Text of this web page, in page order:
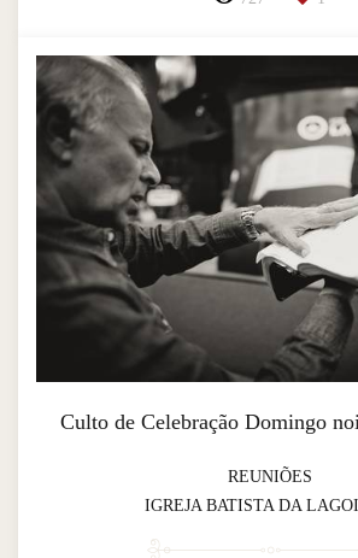
Culto de Celebração Domingo
REUNIÕES
IGREJA BATISTA DA